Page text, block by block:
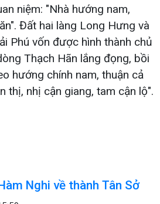
niệm: "Nhà hướng nam,
Đất hai làng Long Hưng và
Phú vốn được hình thành chủ
Thạch Hãn lắng đọng, bồi
hướng chính nam, thuận cả
thị, nhị cận giang, tam cận lộ".
Nghi về thành Tân Sở